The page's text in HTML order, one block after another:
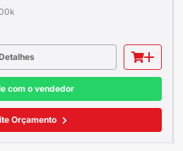
com o vendedor
Orçamento